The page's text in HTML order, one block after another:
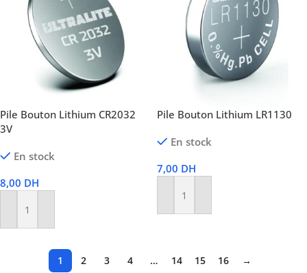
Pile Bouton Lithium CR2032
3V
En stock
8,00 DH
Ajouter Au Panier
Pile Bouton Lithium LR1130
En stock
7,00 DH
Ajouter Au Panier
1 2 3 4 … 14 15 16 →